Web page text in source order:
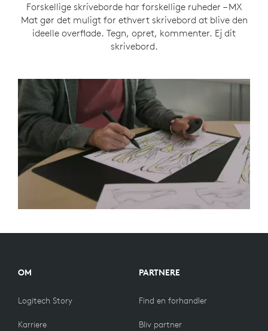
Forskellige skriveborde har forskellige ruheder – MX
Mat gør det muligt for ethvert skrivebord at blive den
ideelle overflade. Tegn, opret, kommenter. Ej dit
skrivebord.
OM
Logitech Story
Karriere
PARTNERE
Find en forhandler
Bliv partner